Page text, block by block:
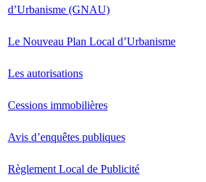
d’Urbanisme (GNAU)
Le Nouveau Plan Local d’Urbanisme
Les autorisations
Cessions immobilières
Avis d’enquêtes publiques
Règlement Local de Publicité